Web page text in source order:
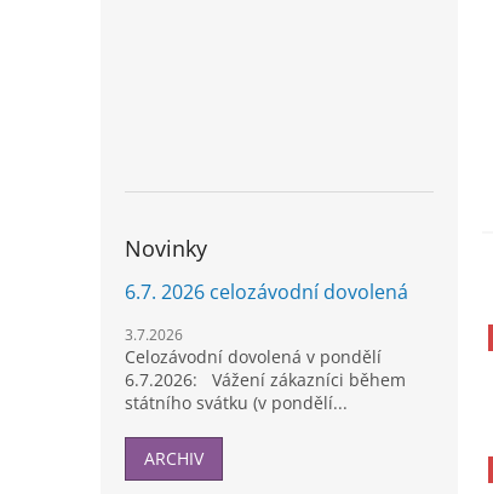
Novinky
6.7. 2026 celozávodní dovolená
3.7.2026
Celozávodní dovolená v pondělí
6.7.2026: Vážení zákazníci během
státního svátku (v pondělí...
ARCHIV